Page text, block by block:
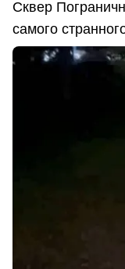
Сквер
самого